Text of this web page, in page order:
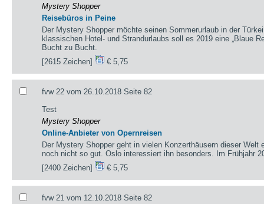
Mystery Shopper
Reisebüros in Peine
Der Mystery Shopper möchte seinen Sommerurlaub in der
klassischen Hotel- und Strandurlaubs soll es 2019 eine „Blaue
Bucht zu Bucht.
[2615 Zeichen]
€ 5,75
fvw 22 vom 26.10.2018 Seite 82
Test
Mystery Shopper
Online-Anbieter von Opernreisen
Der Mystery Shopper geht in vielen Konzerthäusern dieser Welt
noch nicht so gut. Oslo interessiert ihn besonders. Im Frühjahr
[2400 Zeichen]
€ 5,75
fvw 21 vom 12.10.2018 Seite 82